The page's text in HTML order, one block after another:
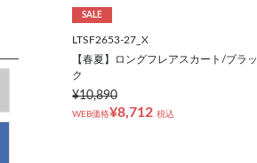
SALE
LTSF2653-27_X
【春夏】ロングフレアスカート/ブラッ
ク
¥10,890
WEB価格¥8,712 税込